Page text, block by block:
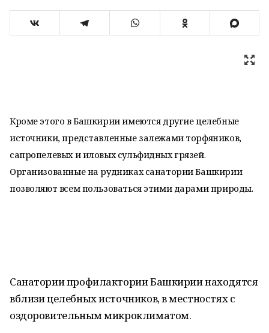
Кроме этого в Башкирии имеются другие целебные
источники, представленные залежами торфяников,
сапропелевых и иловых сульфидных грязей.
Организованные на рудниках санатории Башкирии
позволяют всем пользоваться этими дарами природы.
Санатории профилактории Башкирии находятся
вблизи целебных источников, в местностях с
оздоровительным микроклиматом.